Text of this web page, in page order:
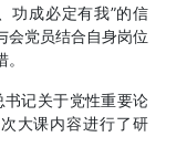
功成必定有我”的信
会党员结合自身岗位
书记关于党性重要论
大课内容进行了研